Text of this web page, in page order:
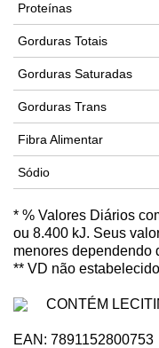
Proteínas
Gorduras Totais
Gorduras Saturadas
Gorduras Trans
Fibra Alimentar
Sódio
* % Valores Diários
ou 8.400 kJ. Seus
menores dependendo
** VD não
CONTÉM
EAN: 7891152800753